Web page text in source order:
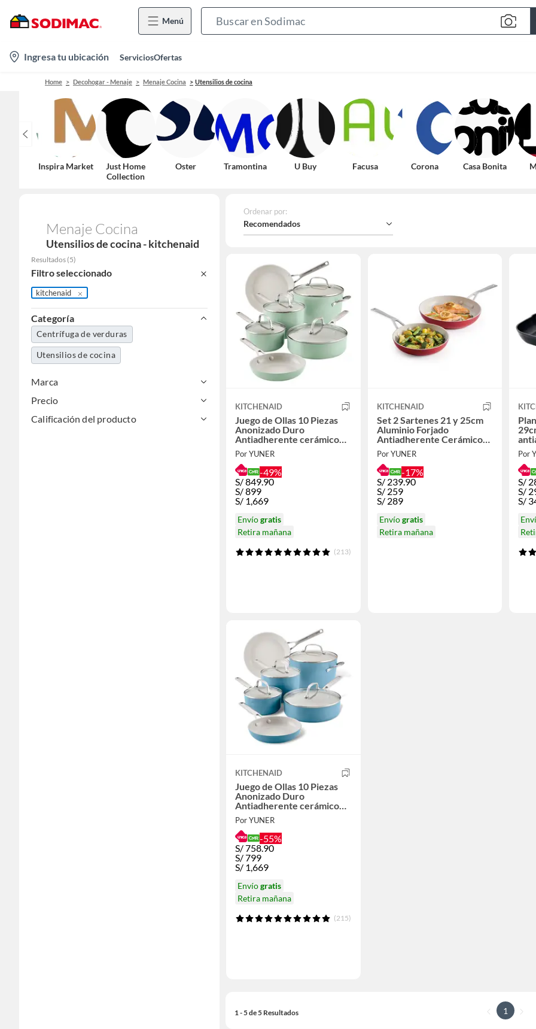
Menú
Bar
location-
icon
Ingresa tu ubicación ServiciosOfertas
Home Decohogar - Menaje Menaje Cocina Utensilios de cocina
Inspira Market
Just Home
Collection
Oster Tramontina U Buy Facusa Corona Casa Bonita
Menaje Cocina
Utensilios de cocina - kitchenaid
Resultados (5)
Filtro seleccionado
kitchenaid
Categoría
Centrífuga de verduras
Utensilios de cocina
Marca
Precio
Calificación del producto
Ordenar por:
Recomendados
KITCHENAID
Juego de Ollas 10 Piezas
Anonizado Duro
Antiadherente cerámico
Verde
Por YUNER
-49%
S/849.90
S/899
S/ 1,669
Envíogratis
Retira mañana
(213)
KITCHENAID
Set 2 Sartenes 21 y 25cm
Aluminio Forjado
Antiadherente Cerámico
Rojo
Por YUNER
-17%
S/ 239.90
S/ 259
S/ 289
Envíogratis
Retira mañana
Por
S/
S/
S/
KITCHENAID
Juego de Ollas 10 Piezas
Anonizado Duro
Antiadherente cerámico
Azul
Por YUNER
-55%
S/758.90
S/799
S/ 1,669
Envíogratis
Retira mañana
(215)
1 - 5 de 5 Resultados 1